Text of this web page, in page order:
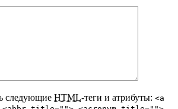
следующие HTML-теги и атрибуты: <a